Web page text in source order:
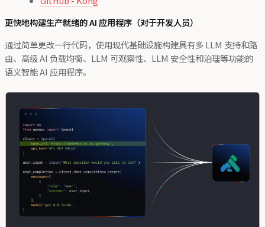
更快地构建生产就绪的 AI 应用程序（对于开发人员）
通过简单更改一行代码，使用现代基础设施构建具有多 LLM 支持和路
由、高级 AI 负载均衡、LLM 可观察性、LLM 安全性和治理等功能的
语义智能 AI 应用程序。